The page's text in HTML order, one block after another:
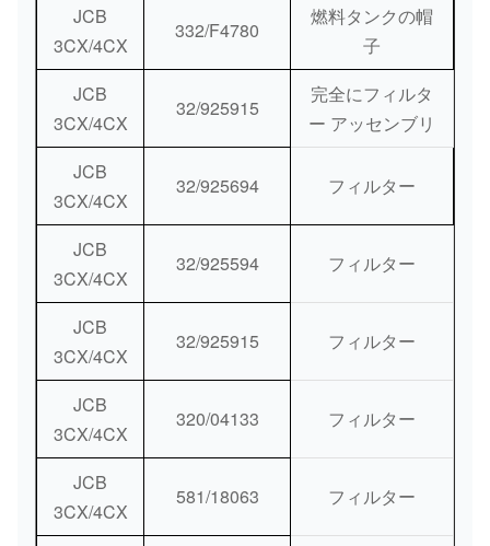
JCB
3CX/4CX
332/F4780
燃料タンクの帽
子
JCB
3CX/4CX
32/925915
完全にフィルタ
ー アッセンブリ
JCB
3CX/4CX
32/925694 フィルター
JCB
3CX/4CX
32/925594 フィルター
JCB
3CX/4CX
32/925915 フィルター
JCB
3CX/4CX
320/04133 フィルター
JCB
3CX/4CX
581/18063 フィルター